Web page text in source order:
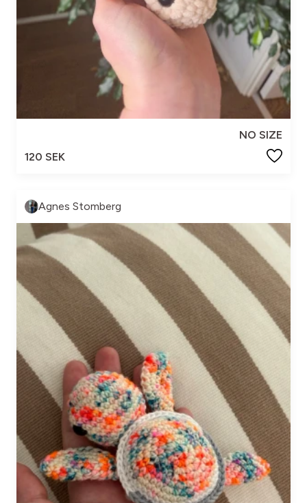
NO SIZE
120 SEK
Agnes Stomberg